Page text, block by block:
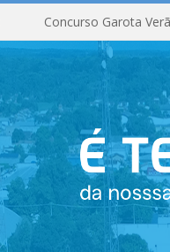
Concurso Garota